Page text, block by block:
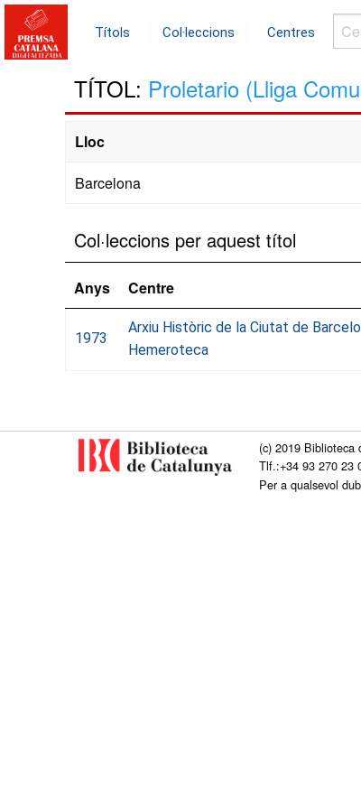
Títols Col·leccions Centres
Cercar
TÍTOL: Proletario (Lliga
Lloc
Barcelona
Col·leccions per aquest títol
Anys Centre
1973
Arxiu Històric de la Ciutat de
Hemeroteca
(c) 2019 Biblioteca
Tlf.:+34 93 270 23
Per a qualsevol